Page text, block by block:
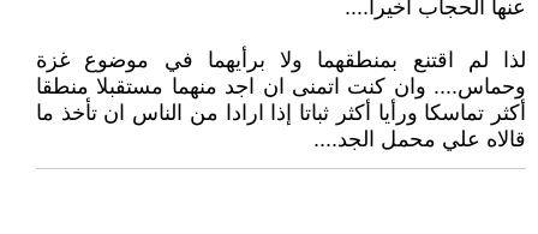
عنها الحجاب أخيرا....
لذا لم اقتنع بمنطقهما ولا برأيهما في موضوع غزة
وحماس.... وان كنت اتمنى ان اجد منهما مستقبلا منطقا
أكثر تماسكا ورأيا أكثر ثباتا إذا ارادا من الناس ان تأخذ ما
قالاه علي محمل الجد....